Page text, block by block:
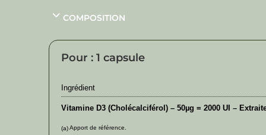
COMPOSITION
Pour : 1 capsule
Ingrédient
Vitamine D3 (Cholécalciférol) – 50µg = 2000 UI –
(a)Apport de référence.